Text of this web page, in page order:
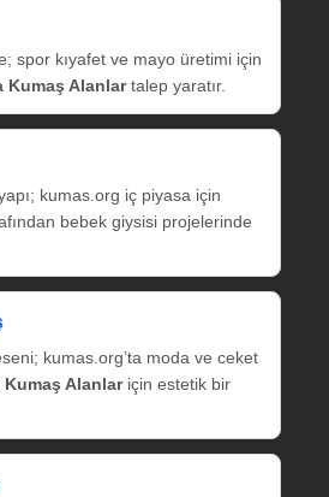
spor kıyafet ve mayo üretimi için
Kumaş Alanlartalep yaratır.
kumas.org iç piyasa için
bebek giysisi projelerinde
kumas.org’ta moda ve ceket
Kumaş Alanlariçin estetik bir